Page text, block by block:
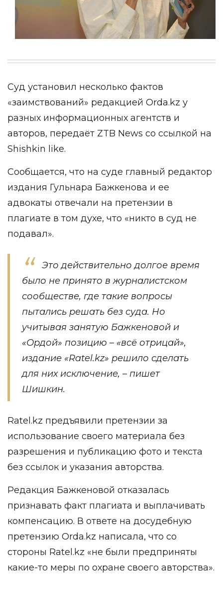
Суд установил несколько фактов
«заимствований» редакцией Orda.kz у
разных информационных агентств и
авторов, передаёт ZTB News со ссылкой на
Shishkin like.
Сообщается, что на суде главный редактор
издания Гульнара Бажкенова и ее
адвокаты отвечали на претензии в
плагиате в том духе, что «никто в суд не
подавал».
Это действительно долгое время
было не принято в журналистском
сообществе, где такие вопросы
пытались решать без суда. Но
учитывая занятую Бажкеновой и
«Ордой» позицию – «всё отрицай»,
издание «Ratel.kz» решило сделать
для них исключение, – пишет
Шишкин.
Ratel.kz предъявили претензии за
использование своего материала без
разрешения и публикацию фото и текста
без ссылок и указания авторства.
Редакция Бажкеновой отказалась
признавать факт плагиата и выплачивать
компенсацию. В ответе на досудебную
претензию Orda.kz написала, что со
стороны Ratel.kz «не были предприняты
какие-то меры по охране своего авторства».